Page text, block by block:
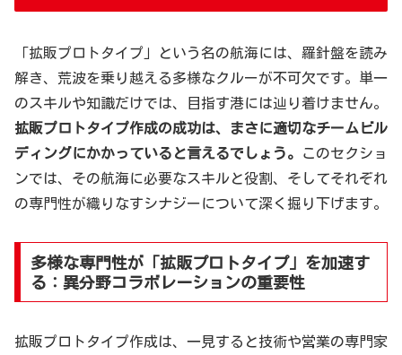
「拡販プロトタイプ」という名の航海には、羅針盤を読み
解き、荒波を乗り越える多様なクルーが不可欠です。単一
のスキルや知識だけでは、目指す港には辿り着けません。
拡販プロトタイプ作成の成功は、まさに適切なチームビル
ディングにかかっていると言えるでしょう。
このセクショ
ンでは、その航海に必要なスキルと役割、そしてそれぞれ
の専門性が織りなすシナジーについて深く掘り下げます。
多様な専門性が「拡販プロトタイプ」を加速す
る：異分野コラボレーションの重要性
拡販プロトタイプ作成は、一見すると技術や営業の専門家